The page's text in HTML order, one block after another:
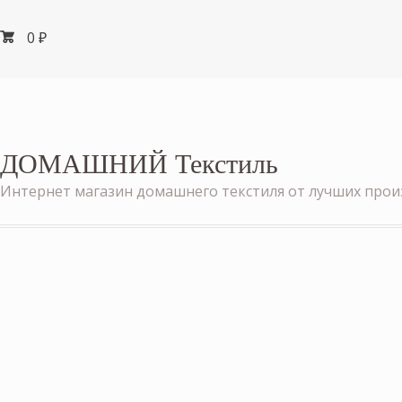
0 ₽
ДОМАШНИЙ Текстиль
Интернет магазин домашнего текстиля от лучших